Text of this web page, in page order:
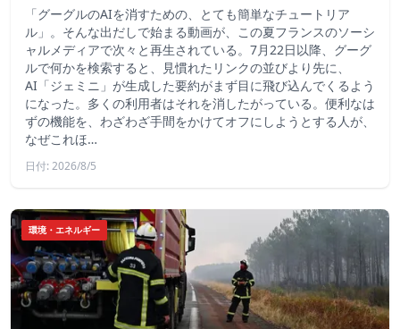
「グーグルのAIを消すための、とても簡単なチュートリア
ル」。そんな出だしで始まる動画が、この夏フランスのソーシ
ャルメディアで次々と再生されている。7月22日以降、グーグ
ルで何かを検索すると、見慣れたリンクの並びより先に、
AI「ジェミニ」が生成した要約がまず目に飛び込んでくるよう
になった。多くの利用者はそれを消したがっている。便利なは
ずの機能を、わざわざ手間をかけてオフにしようとする人が、
なぜこれほ…
日付: 2026/8/5
環境・エネルギー